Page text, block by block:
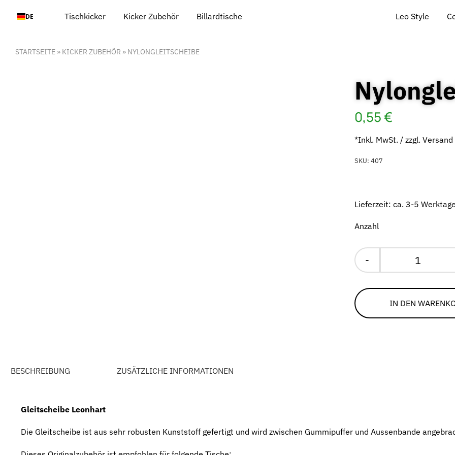
Inhalt DE Tischkicker Kicker Zubehör Billardtische Leo Style
STARTSEITE» KICKER ZUBEHÖR » NYLONGLEITSCHEIBE
0,55€
*Inkl. MwSt. / zzgl. Versand
SKU: 407
Lieferzeit: ca. 3-5
Anzahl
IN DEN
BESCHREIBUNG ZUSÄTZLICHE INFORMATIONEN
Gleitscheibe Leonhart
Die Gleitscheibe ist aus sehr robusten Kunststoff gefertigt und wird zwischen Gummipuffer und Aussenbande